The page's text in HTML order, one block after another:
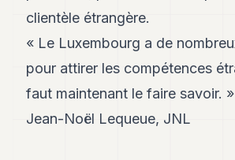
clientèle étrangère.
« Le Luxembourg a de
pour attirer les compétences
faut maintenant le faire savoir. »
Jean-Noël Lequeue, JNL